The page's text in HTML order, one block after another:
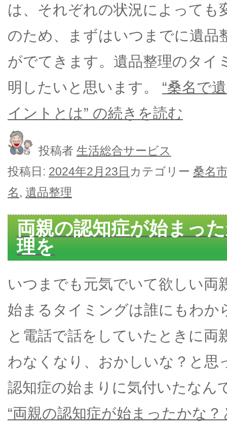
は、それぞれの状況によっても
のため、まずはいつまでに遺品
がでてきます。遺品整理のタ
明したいと思います。 “桑名で
イントとは” の続きを読む
投稿者 生活総合サービス
投稿日: 2024年2月23日 カテゴリー 桑名
名, 遺品整理
両親の認知症が始まっ
理を
いつまでも元気でいて欲しい両
始まるタイミングは誰にもわか
と電話で話をしていたときに両
わなくなり、おかしいな？と思
認知症の始まりに気付いたなん
“両親の認知症が始まったかな